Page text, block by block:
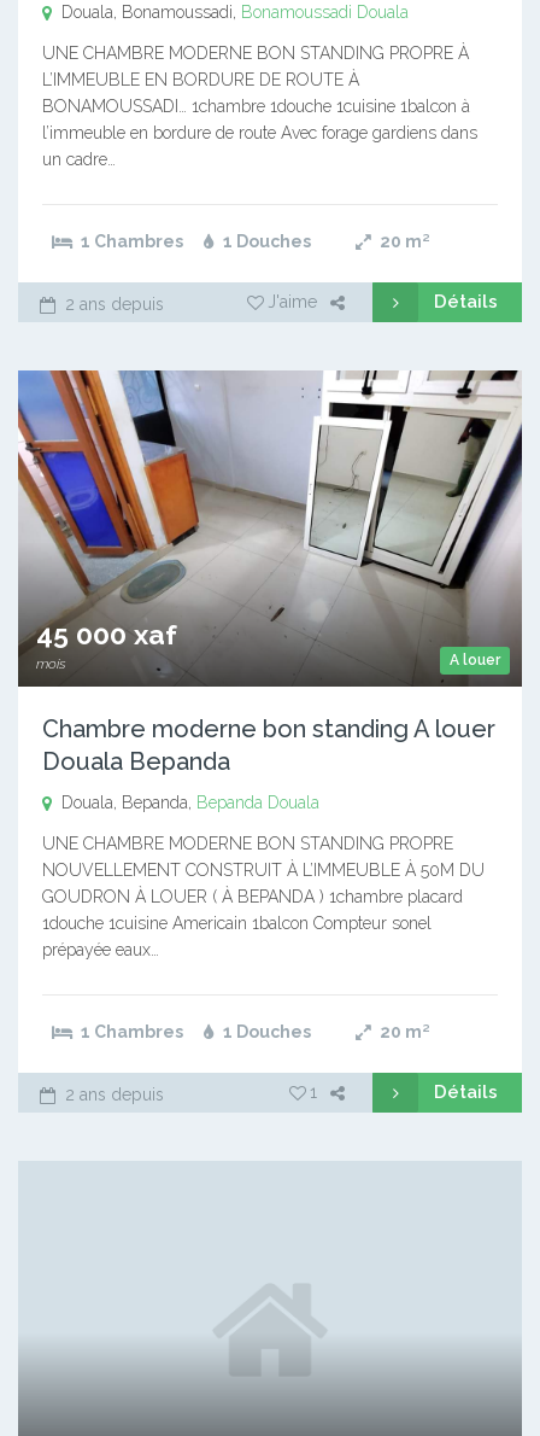
Douala, Bonamoussadi, Bonamoussadi Douala
UNE CHAMBRE MODERNE BON STANDING PROPRE À
L’IMMEUBLE EN BORDURE DE ROUTE À
BONAMOUSSADI… 1chambre 1douche 1cuisine 1balcon à
l’immeuble en bordure de route Avec forage gardiens dans
un cadre…
1 Chambres 1 Douches 20 m²
2 ans depuis J'aime Détails
A louer
45 000 xaf
mois
Chambre moderne bon standing A louer
Douala Bepanda
Douala, Bepanda, Bepanda Douala
UNE CHAMBRE MODERNE BON STANDING PROPRE
NOUVELLEMENT CONSTRUIT À L’IMMEUBLE À 50M DU
GOUDRON À LOUER ( À BEPANDA ) 1chambre placard
1douche 1cuisine Americain 1balcon Compteur sonel
prépayée eaux…
1 Chambres 1 Douches 20 m²
2 ans depuis 1 Détails